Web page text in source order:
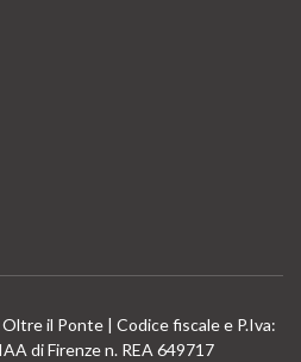
il Ponte | Codice fiscale e P.Iva:
di Firenze n. REA 649717